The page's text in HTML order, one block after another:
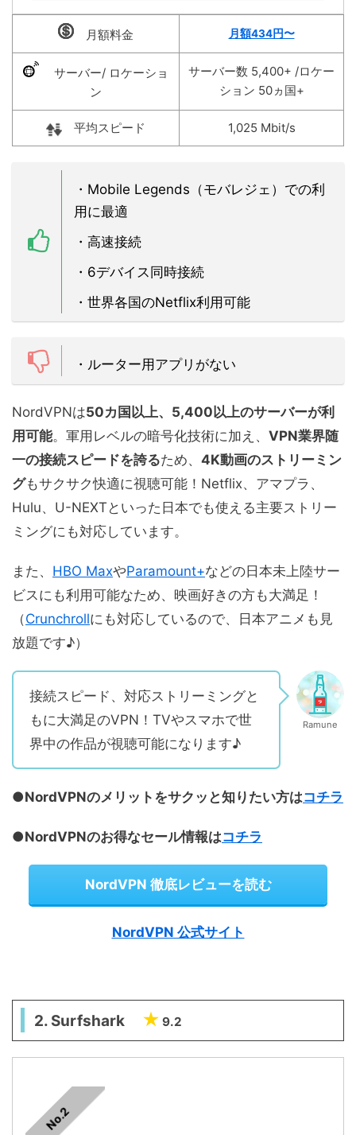
月額料金 月額434円〜
サーバー/ ロケーショ
ン
サーバー数 5,400+ /ロケー
ション 50ヵ国+
平均スピード 1,025 Mbit/s
・Mobile Legends（モバレジェ）での利
用に最適
・高速接続
・6デバイス同時接続
・世界各国のNetflix利用可能
・ルーター用アプリがない
NordVPNは50カ国以上、5,400以上のサーバーが利
用可能。軍用レベルの暗号化技術に加え、 VPN業界随
一の接続スピードを誇るため、 4K動画のストリーミン
グもサクサク快適に視聴可能！Netflix、アマプラ、
Hulu、U-NEXTといった日本でも使える主要ストリー
ミングにも対応しています。
また、 HBO MaxやParamount+などの日本未上陸サー
ビスにも利用可能なため、映画好きの方も大満足！
（Crunchrollにも対応しているので、日本アニメも見
放題です♪）
接続スピード、対応ストリーミングと
もに大満足のVPN！TVやスマホで世
界中の作品が視聴可能になります♪
Ramune
●NordVPNのメリットをサクッと知りたい方はコチラ
●NordVPNのお得なセール情報はコチラ
NordVPN 徹底レビューを読む
NordVPN 公式サイト
2. Surfshark 9.2
No.2